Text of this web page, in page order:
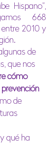
Hispano”,
668
entre 2010 y
de
que nos
cómo
de
qué ha